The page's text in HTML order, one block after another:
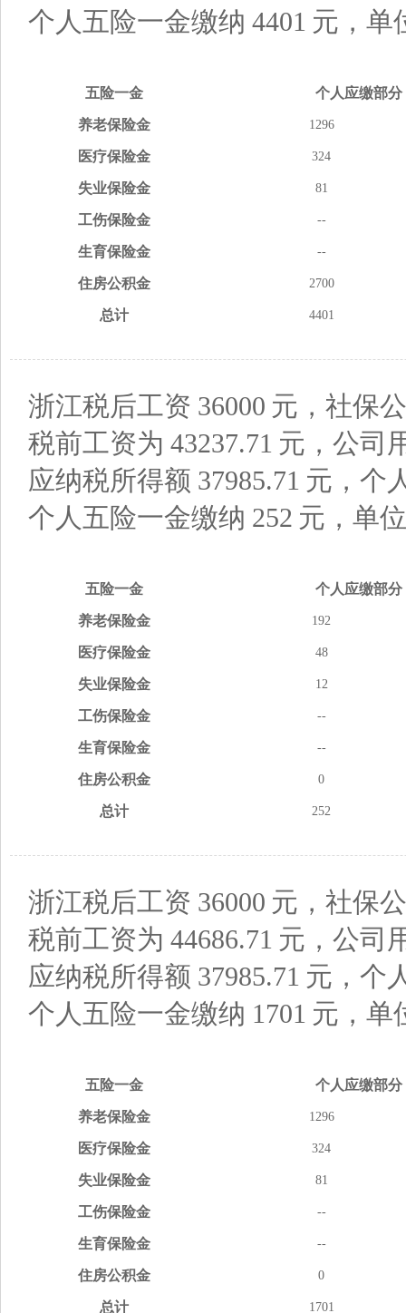
个人五险一金缴纳 4401 元，单
五险一金 个人应缴部分
养老保险金 1296
医疗保险金 324
失业保险金 81
工伤保险金 --
生育保险金 --
住房公积金 2700
总计 4401
浙江税后工资 36000 元，社保
税前工资为 43237.71 元，公司
应纳税所得额 37985.71 元，个
个人五险一金缴纳 252 元，单
五险一金 个人应缴部分
养老保险金 192
医疗保险金 48
失业保险金 12
工伤保险金 --
生育保险金 --
住房公积金 0
总计 252
浙江税后工资 36000 元，社保
税前工资为 44686.71 元，公司
应纳税所得额 37985.71 元，个
个人五险一金缴纳 1701 元，单
五险一金 个人应缴部分
养老保险金 1296
医疗保险金 324
失业保险金 81
工伤保险金 --
生育保险金 --
住房公积金 0
总计 1701